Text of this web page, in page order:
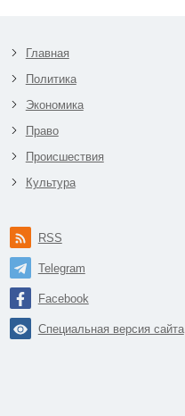
Главная
Политика
Экономика
Право
Происшествия
Культура
RSS
Telegram
Facebook
Специальная версия сайта